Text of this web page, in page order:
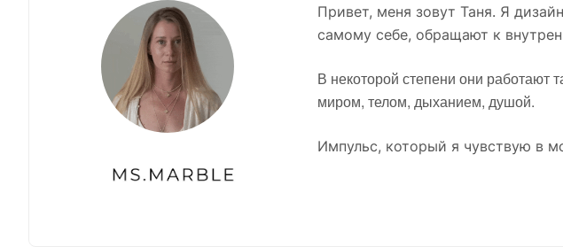
Привет, меня зовут Таня. Я
самому себе, обращают к
В некоторой степени они работают
миром, телом, дыханием, душой.
Импульс, который я чувствую в